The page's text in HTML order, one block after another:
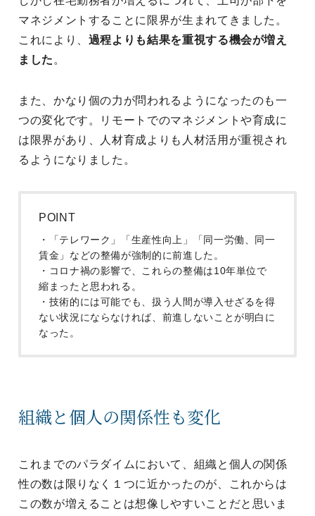
マネジメントすることに限界が生まれてきました。
これにより、 過程よりも結果を重視する機会が増え
ました 。
また、かなり個の力が問われるようになったのも一
つの変化です。リモートでのマネジメントや育成に
は限界があり、人材育成よりも人材活用が重視され
るようになりました。
POINT
・「テレワーク」「生産性向上」「同一労働、同一
賃金」などの整備が強制的に前進した。
・コロナ禍の影響で、これらの整備は10年単位で
縮まったと思われる。
・技術的には可能でも、扱う人間が導入せざるを得
ない状況にならなければ、前進しないことが明白に
なった。
組織と個人の関係性も変化
これまでのパラダイムにおいて、組織と個人の関係
性の数は限りなく１つに近かったのが、これからは
この数が増えることは想像しやすいことだと思いま